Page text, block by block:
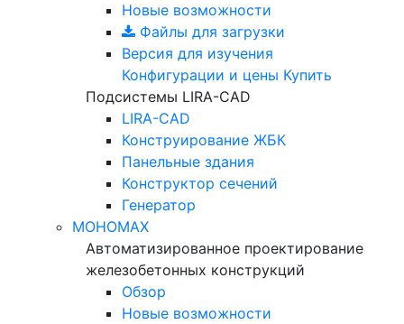
Новые возможности
Файлы для загрузки
Версия для изучения
Конфигурации и цены Купить
Подсистемы LIRA-CAD
LIRA-CAD
Конструирование ЖБК
Панельные здания
Конструктор сечений
Генератор
МОНОМАХ
Автоматизированное проектирование
железобетонных конструкций
Обзор
Новые возможности